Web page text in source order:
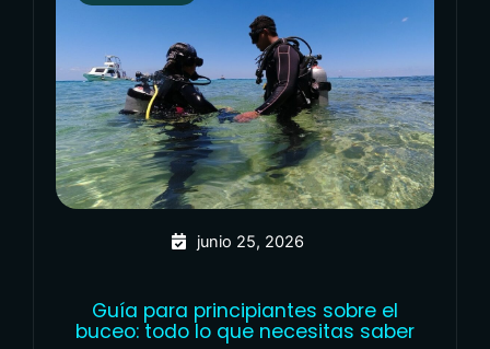
junio 25, 2026
Guía para principiantes sobre el
buceo: todo lo que necesitas saber